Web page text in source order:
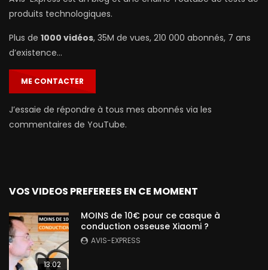
produits technologiques.
Plus de 1000 vidéos, 35M de vues, 210 000 abonnés, 7 ans
d’existence…
ME CONTACTER
J’essaie de répondre à tous mes abonnés via les
commentaires de YouTube.
VOS VIDEOS PREFEREES EN CE MOMENT
13:02
MOINS de 10€ pour ce casque à
conduction osseuse Xiaomi ?
AVIS-EXPRESS